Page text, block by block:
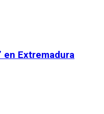
en Extremadura